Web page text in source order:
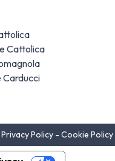
Cattolica
Carducci
Privacy Policy - Cookie Policy